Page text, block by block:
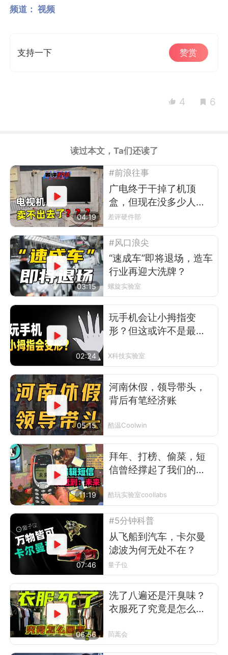
频道： 视频
支持一下 赞赏
4 6
读过本文，Ta们还读了
04:19
#前浪往事
广电终于干掉了机顶
盒，但现在没多少人看
电视了
差评硬件部
03:15
#风口浪尖
“速成车”即将退场，造车
行业再迎大洗牌？
螺旋实验室
02:24
玩手机会让小拇指变
形？但这或许不是最可
X科技实验室
05:15
河南休假，领导带头，
背后有笔经济账
酷温Coolwin
11:19
拜年、打榜、偷菜，短
信曾经撑起了我们的前
酷玩实验室coollabs
07:46
#5分钟科普
从飞船到汽车，卡尔曼
滤波为何无处不在？
量子位
06:56
洗了八遍还是汗臭味？
衣服死了究竟是怎么回
茼蒿会